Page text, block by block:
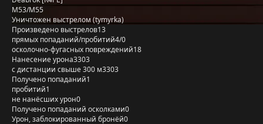
M53/M55
Уничтожен выстрелом (tymyrka)
Произведено выстрелов13
прямых попаданий/пробитий4/0
осколочно-фугасных повреждений18
Нанесение урона3303
с дистанции свыше 300 м3303
Получено попаданий1
пробитий1
не нанёсших урон0
Получено попаданий осколками0
Урон, заблокированный бронёй0